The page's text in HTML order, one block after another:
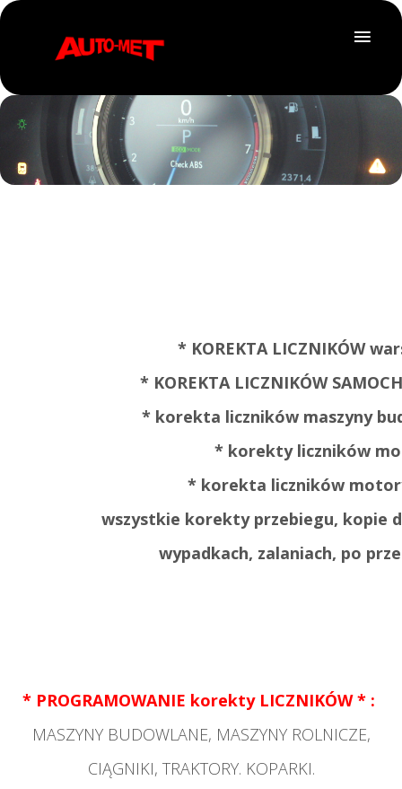
* KOREKTA
* KOREKTA LICZNIKÓW
* korekta liczników maszyny
* korekty liczników
* korekta liczników
wszystkie korekty przebiegu, kopie
wypadkach, zalaniach, po
* PROGRAMOWANIE korekty LICZNIKÓW * :
MASZYNY BUDOWLANE, MASZYNY ROLNICZE,
CIĄGNIKI, TRAKTORY. KOPARKI.